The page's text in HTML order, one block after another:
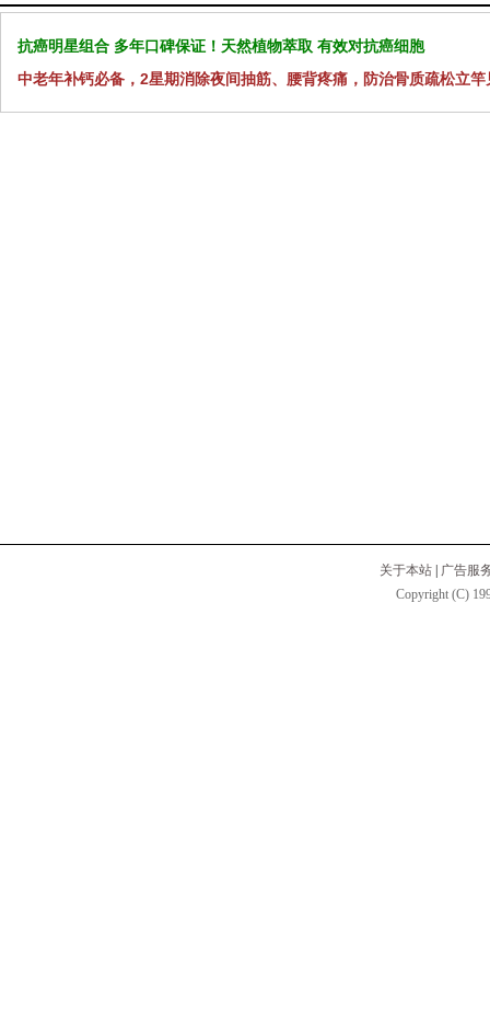
抗癌明星组合 多年口碑保证！天然植物萃取 有效对抗癌细胞
中老年补钙必备，2星期消除夜间抽筋、腰背疼痛，防治骨质疏松立竿
关于本站
广告服
Copyright (C)